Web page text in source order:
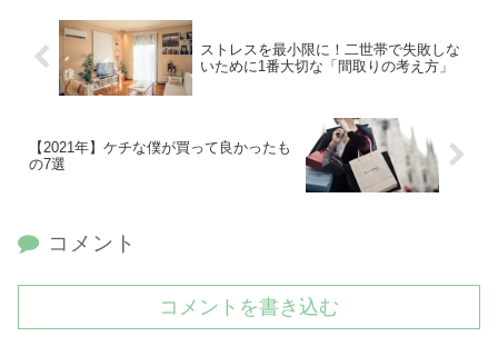
ストレスを最小限に！二世帯で失敗しな
いために1番大切な「間取りの考え方」
【2021年】ケチな僕が買って良かったも
の7選
コメント
コメントを書き込む